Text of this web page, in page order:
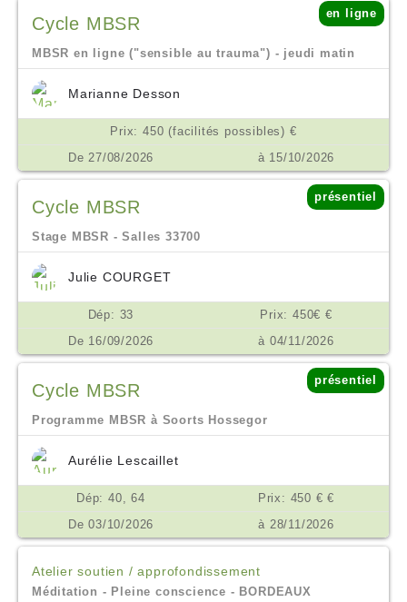
Cycle MBSR
en ligne
MBSR en ligne ("sensible au trauma") - jeudi matin
Marianne Desson
Prix: 450 (facilités possibles) €
De 27/08/2026
à 15/10/2026
Cycle MBSR
présentiel
Stage MBSR - Salles 33700
Julie COURGET
Dép: 33
Prix: 450€ €
De 16/09/2026
à 04/11/2026
Cycle MBSR
présentiel
Programme MBSR à Soorts Hossegor
Aurélie Lescaillet
Dép: 40, 64
Prix: 450 € €
De 03/10/2026
à 28/11/2026
Atelier soutien / approfondissement
Méditation - Pleine conscience - BORDEAUX